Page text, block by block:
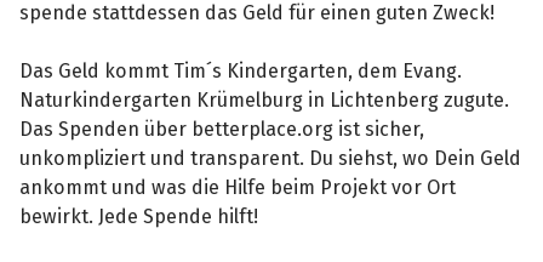
spende stattdessen das Geld für einen guten Zweck!
Das Geld kommt Tim´s Kindergarten, dem Evang.
Naturkindergarten Krümelburg in Lichtenberg zugute.
Das Spenden über betterplace.org ist sicher,
unkompliziert und transparent. Du siehst, wo Dein Geld
ankommt und was die Hilfe beim Projekt vor Ort
bewirkt. Jede Spende hilft!